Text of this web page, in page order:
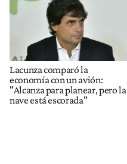
Lacunza comparó la
economía con un avión:
"Alcanza para planear, pero la
nave está escorada"